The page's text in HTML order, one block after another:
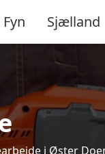
Fyn Sjælland
i Øster